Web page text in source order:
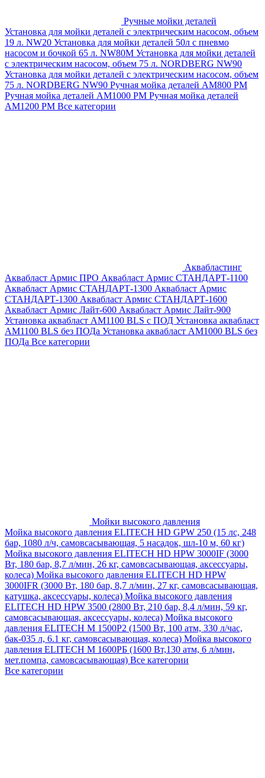
Ручные мойки деталей
Установка для мойки деталей с электрическим насосом, объем
19 л. NW20 Установка для мойки деталей 50л с пневмо
насосом и бочкой 65 л. NW80M Установка для мойки деталей
с электрическим насосом, объем 75 л. NORDBERG NW90
Установка для мойки деталей с электрическим насосом, объем
75 л. NORDBERG NW90 Ручная мойка деталей АМ800 РМ
Ручная мойка деталей АМ1000 РМ Ручная мойка деталей
АМ1200 РМ Все категории
Аквабластинг
Аквабласт Армис ПРО Аквабласт Армис СТАНДАРТ-1100
Аквабласт Армис СТАНДАРТ-1300 Аквабласт Армис
СТАНДАРТ-1300 Аквабласт Армис СТАНДАРТ-1600
Аквабласт Армис Лайт-600 Аквабласт Армис Лайт-900
Установка аквабласт AM1100 BLS с ПОД Установка аквабласт
AM1100 BLS без ПОДа Установка аквабласт AM1000 BLS без
ПОДа Все категории
Мойки высокого давления
Мойка высокого давления ELITECH HD GPW 250 (15 лс, 248
бар, 1080 л/ч, самовсасывающая, 5 насадок, шл-10 м, 60 кг)
Мойка высокого давления ELITECH HD HPW 3000IF (3000
Вт, 180 бар, 8,7 л/мин, 26 кг, самовсасывающая, аксессуары,
колеса) Мойка высокого давления ELITECH HD HPW
3000IFR (3000 Вт, 180 бар, 8,7 л/мин, 27 кг, самовсасывающая,
катушка, аксессуары, колеса) Мойка высокого давления
ELITECH HD HPW 3500 (2800 Вт, 210 бар, 8,4 л/мин, 59 кг,
самовсасывающая, аксессуары, колеса) Мойка высокого
давления ELITECH M 1500P2 (1500 Вт, 100 атм, 330 л/час,
бак-035 л, 6.1 кг, самовсасывающая, колеса) Мойка высокого
давления ELITECH М 1600РБ (1600 Вт,130 атм, 6 л/мин,
мет.помпа, самовсасывающая) Все категории
Все категории